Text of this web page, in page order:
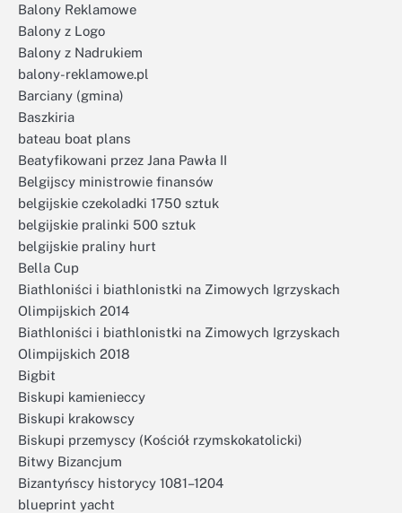
Balony Reklamowe
Balony z Logo
Balony z Nadrukiem
balony-reklamowe.pl
Barciany (gmina)
Baszkiria
bateau boat plans
Beatyfikowani przez Jana Pawła II
Belgijscy ministrowie finansów
belgijskie czekoladki 1750 sztuk
belgijskie pralinki 500 sztuk
belgijskie praliny hurt
Bella Cup
Biathloniści i biathlonistki na Zimowych Igrzyskach
Olimpijskich 2014
Biathloniści i biathlonistki na Zimowych Igrzyskach
Olimpijskich 2018
Bigbit
Biskupi kamienieccy
Biskupi krakowscy
Biskupi przemyscy (Kościół rzymskokatolicki)
Bitwy Bizancjum
Bizantyńscy historycy 1081–1204
blueprint yacht